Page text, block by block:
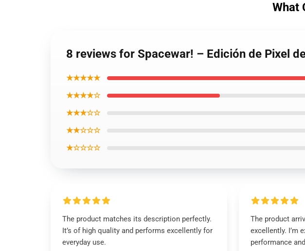
What
8 reviews for Spacewar! – Edición de Pixel
★★★★★
★★★★☆
★★★☆☆
★★☆☆☆
★☆☆☆☆
The product matches its description perfectly.
It’s of high quality and performs excellently for
everyday use.
The product
excellently. I’m
performance